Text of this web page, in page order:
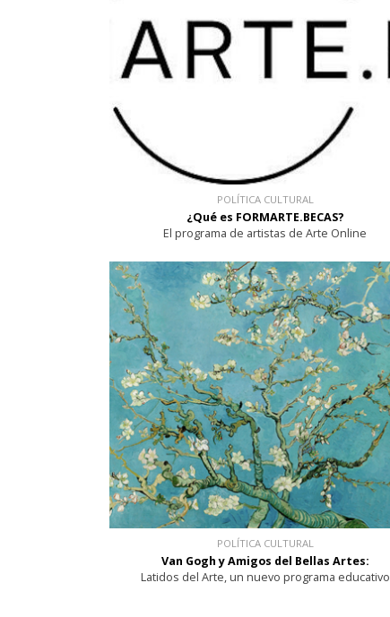
POLÍTICA CULTURAL
¿Qué es FORMARTE.BECAS?
El programa de artistas de Arte Online
POLÍTICA CULTURAL
Van Gogh y Amigos del Bellas Artes:
Latidos del Arte, un nuevo programa educativo